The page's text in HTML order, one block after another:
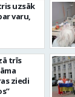
uzsāk
varu,
trīs
ziedi